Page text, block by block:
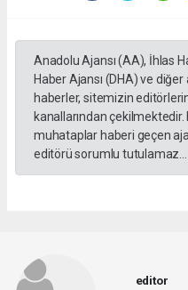
Anadolu Ajansı (AA), İhlas
Haber Ajansı (DHA) ve
haberler, sitemizin
kanallarından
muhataplar haberi geçen
editörü sorumlu tutulamaz...
editor